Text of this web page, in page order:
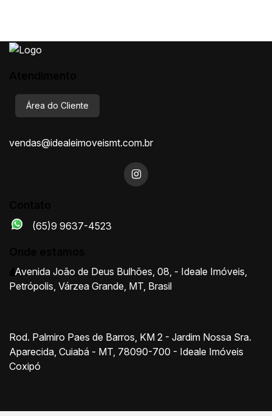
Área do Cliente
vendas@idealeimoveismt.com.br
(65)9 9637-4523
Avenida João de Deus Bulhões 08 - Ideale Imóveis
Petrópolis Várzea Grande MT Brasil
Rod. Palmiro Paes de Barros, KM 2 - Jardim Nossa Sra.
Aparecida, Cuiabá - MT, 78090-700 - Ideale Imóveis
Coxipó